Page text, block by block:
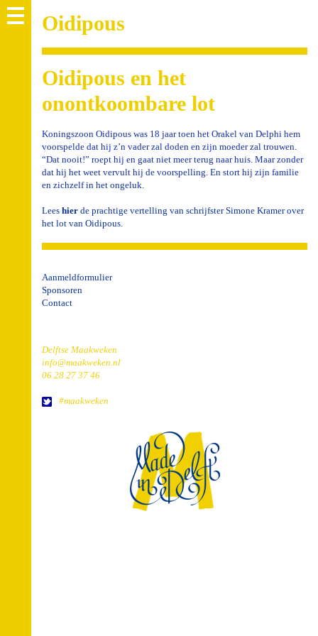
Oidipous
Oidipous en het
onontkoombare lot
Koningszoon Oidipous was 18 jaar toen het Orakel van Delphi hem
voorspelde dat hij z’n vader zal doden en zijn moeder zal trouwen.
“Dat nooit!” roept hij en gaat niet meer terug naar huis. Maar zonder
dat hij het weet vervult hij de voorspelling. En stort hij zijn familie
en zichzelf in het ongeluk.
Lees hier de prachtige vertelling van schrijfster Simone Kramer over
het lot van Oidipous
Aanmeldformulier
Sponsoren
Contact
Delftse Maakweken
info@maakweken.nl
06 28 27 37 46
#maakweken